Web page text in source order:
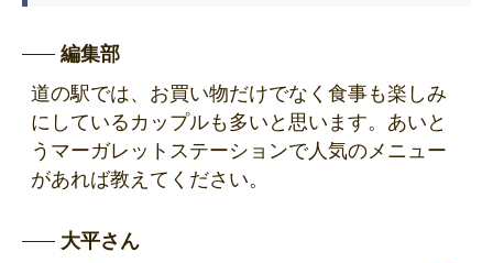
編集部
道の駅では、お買い物だけでなく食事も楽しみ
にしているカップルも多いと思います。あいと
うマーガレットステーションで人気のメニュー
があれば教えてください。
大平さん